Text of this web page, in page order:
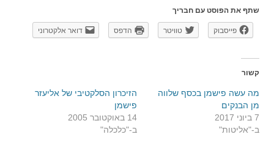
שתף את הפוסט עם חבריך
פייסבוק טוויטר הדפס דואר אלקטרוני
קשור
מה עשה פישמן בכסף שלווה
מן הבנקים
7 ביוני 2017
ב-"אליטות"
הזיכרון הסלקטיבי של אליעזר
פישמן
14 באוקטובר 2005
ב-"כלכלה"